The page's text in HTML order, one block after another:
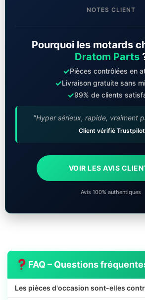
NOTES CLIENT
Pourquoi les motards
Dratom Parts
✓Pièces contrôlées en
✓Livraison gratuite sans
✓99% de clients
"Hyper sérieux, rapide, vraiment
Client vérifié Trustpilot
VOIR LES AVIS
Avis 100% authentiques
FAQ – Questions
Les pièces d'occasion sont-elles